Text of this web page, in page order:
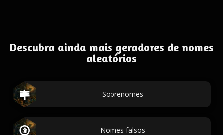
Descubra ainda mais geradores de nomes
aleatórios
Sobrenomes
Nomes falsos